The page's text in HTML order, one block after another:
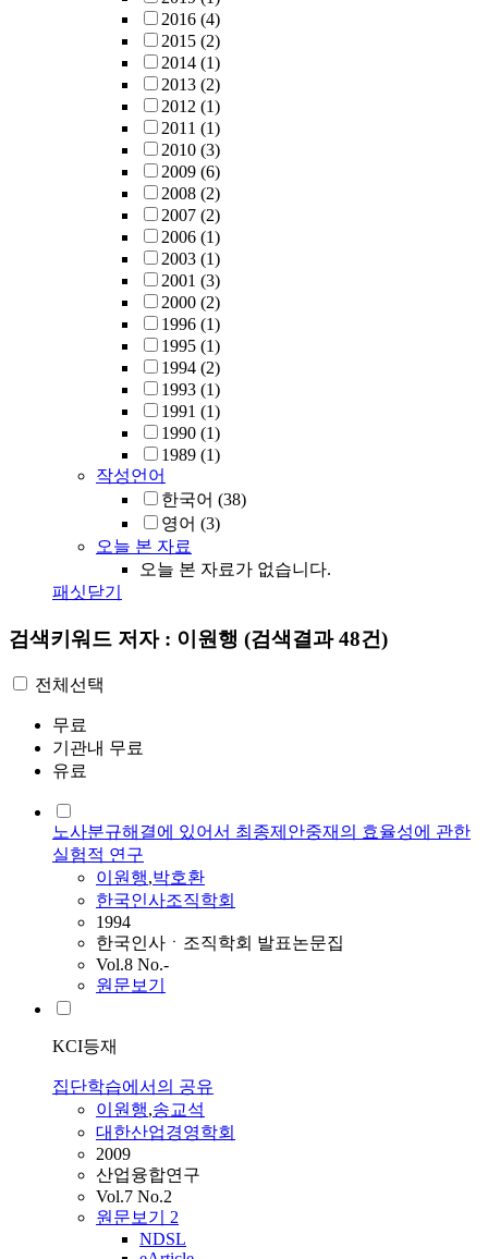
2016 (4)
2015 (2)
2014 (1)
2013 (2)
2012 (1)
2011 (1)
2010 (3)
2009 (6)
2008 (2)
2007 (2)
2006 (1)
2003 (1)
2001 (3)
2000 (2)
1996 (1)
1995 (1)
1994 (2)
1993 (1)
1991 (1)
1990 (1)
1989 (1)
작성언어
한국어 (38)
영어 (3)
오늘 본 자료
오늘 본 자료가 없습니다.
패싯닫기
검색키워드 저자 : 이원행 (검색결과 48건)
전체선택
무료
기관내 무료
유료
노사분규해결에 있어서 최종제안중재의 효율성에 관한
실험적 연구
이원행,박호환
한국인사조직학회
1994
한국인사ㆍ조직학회 발표논문집
Vol.8 No.-
원문보기
KCI등재
집단학습에서의 공유
이원행,송교석
대한산업경영학회
2009
산업융합연구
Vol.7 No.2
원문보기 2
NDSL